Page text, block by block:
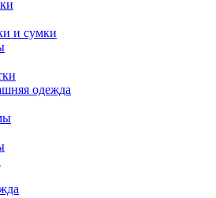
и сумки
одежда